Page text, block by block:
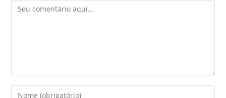
Comentário
Digite